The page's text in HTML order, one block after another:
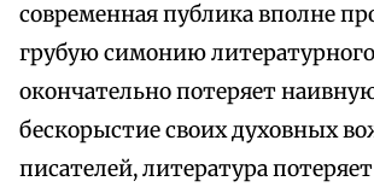
современная публика вполне
грубую симонию
окончательно потеряет
бескорыстие своих духовных
писателей, литература потеряет